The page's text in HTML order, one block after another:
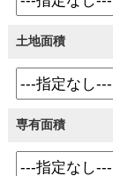
土地面積
専有面積